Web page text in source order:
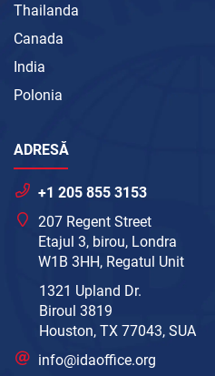
Thailanda
Canada
India
Polonia
ADRESĂ
+1 205 855 3153
207 Regent Street
Etajul 3, birou, Londra
W1B 3HH, Regatul Unit
1321 Upland Dr.
Biroul 3819
Houston, TX 77043, SUA
info@idaoffice.org